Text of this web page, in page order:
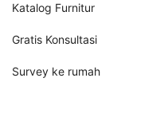
Katalog Furnitur
Gratis Konsultasi
Survey ke rumah